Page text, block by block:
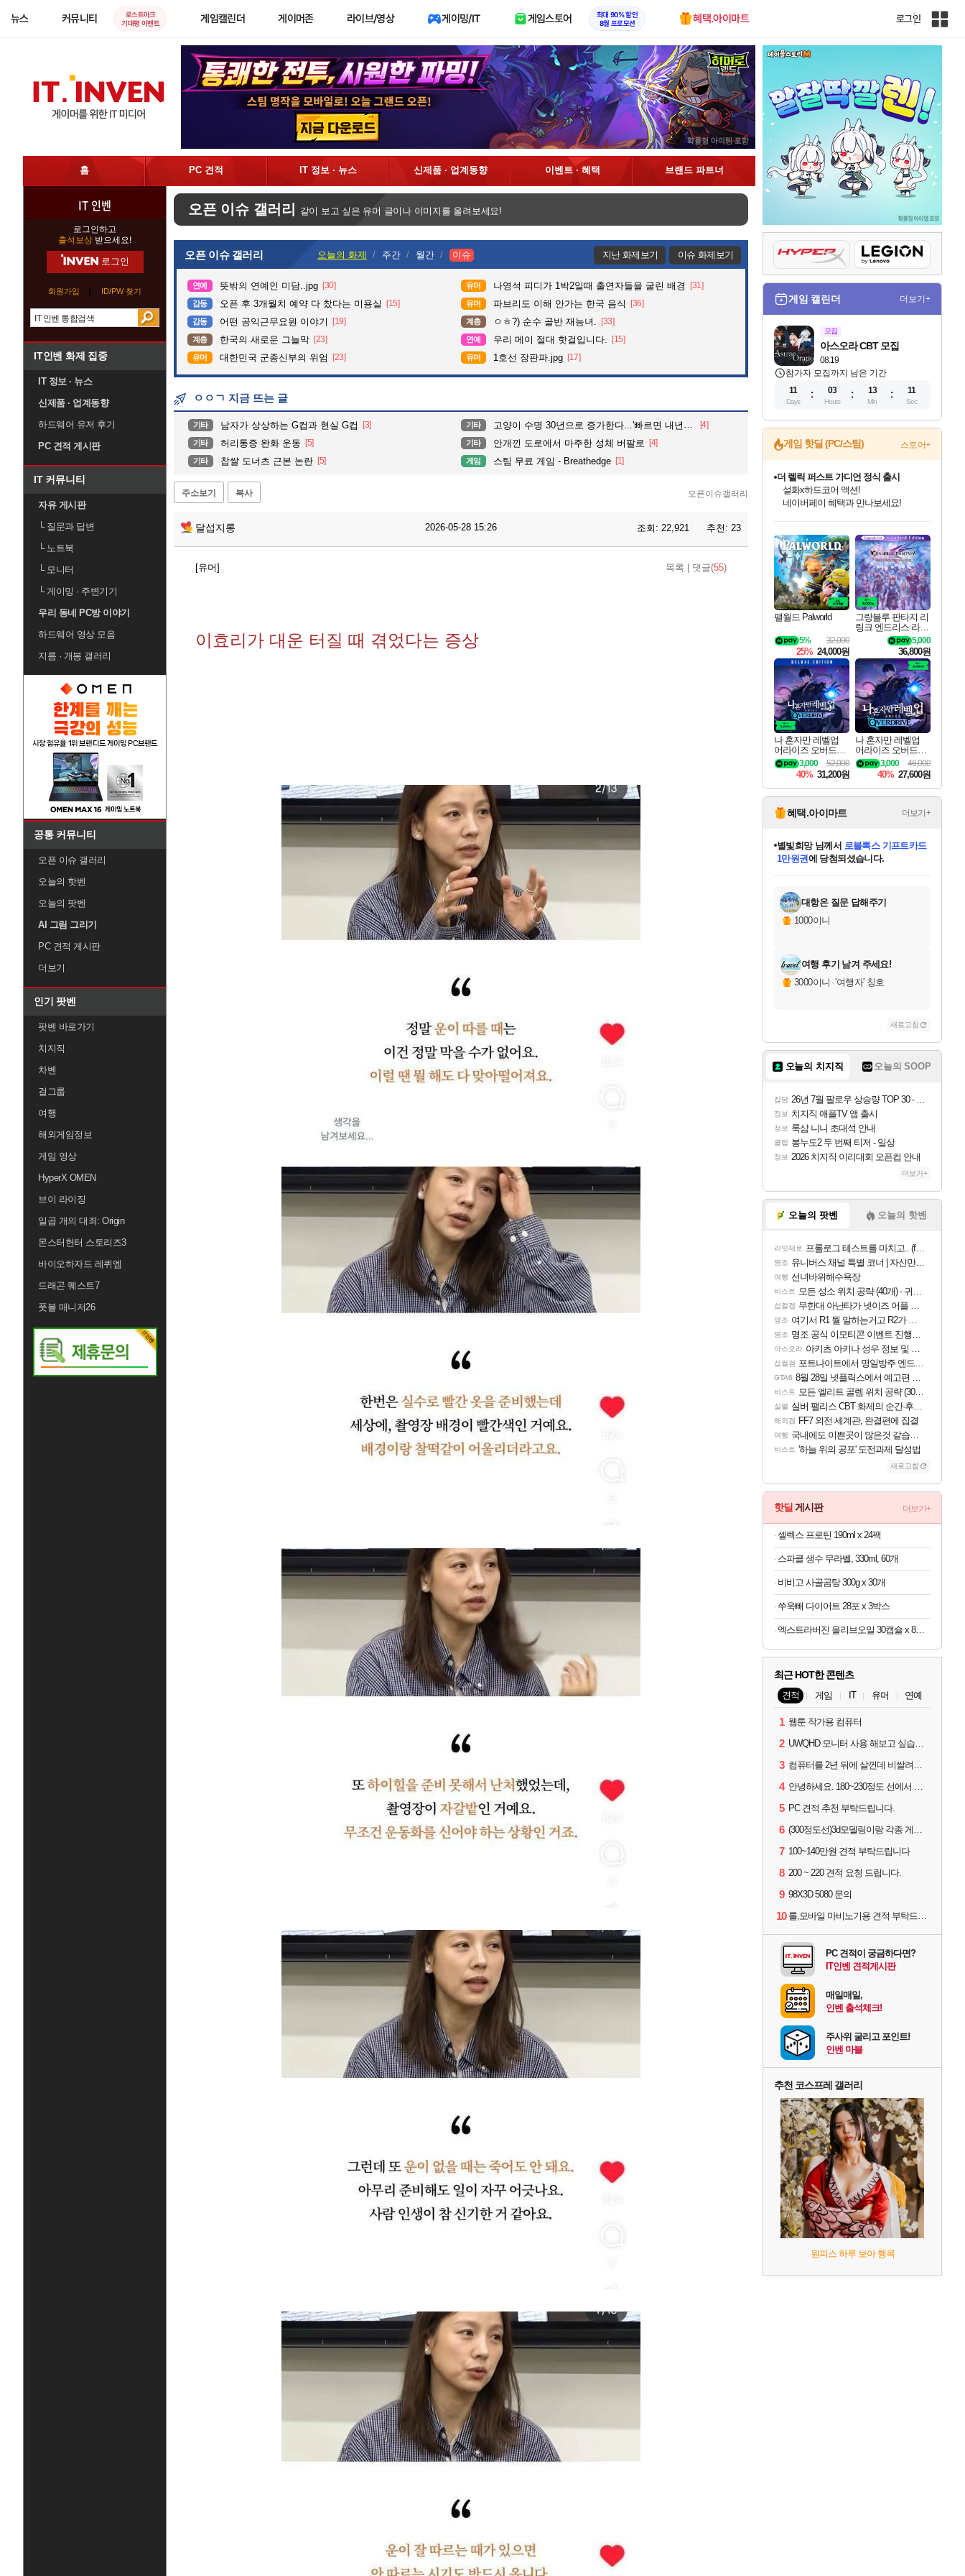
뉴스 커뮤니티
로스트아크
기대평 이벤트
게임캘린더 게이머존 라이브/영상 게이밍/IT 게임스토어
최대 90% 할인
8월 프로모션
혜택.아이마트 로그인
인
트
홈 PC 견적 IT 정보 · 뉴스 신제품 · 업계동향 이벤트 · 혜택 브랜드 파트너
IT 인벤
로그인하고
출석보상 받으세요!
로그인
회원가입 ID/PW 찾기
IT인벤 화제 집중
IT 정보 · 뉴스
신제품 · 업계동향
하드웨어 유저 후기
PC 견적 게시판
IT 커뮤니티
자유 게시판
└질문과 답변
└노트북
└모니터
└게이밍 · 주변기기
우리 동네 PC방 이야기
하드웨어 영상 모음
지름 · 개봉 갤러리
공통 커뮤니티
오픈 이슈 갤러리
오늘의 핫벤
오늘의 팟벤
AI 그림 그리기
PC 견적 게시판
더보기
인기 팟벤
팟벤 바로가기
치지직
차벤
걸그룹
여행
해외게임정보
게임 영상
HyperX OMEN
브이 라이징
일곱 개의 대죄: Origin
몬스터헌터 스토리즈3
바이오하자드 레퀴엠
드래곤 퀘스트7
풋볼 매니저26
오픈 이슈 갤러리 같이 보고 싶은 유머 글이나 이미지를 올려보세요!
오픈 이슈 갤러리 오늘의 화제 주간 월간 이슈 지난 화제보기 이슈 화제보기
연예 뜻밖의 연예인 미담..jpg [30] 유머 나영석 피디가 1박2일때 출연자들을 굴린 배경 [31]
감동 오픈 후 3개월치 예약 다 찼다는 미용실 [15] 유머 파브리도 이해 안가는 한국 음식 [36]
감동 어떤 공익근무요원 이야기 [19] 계층 ㅇㅎ?) 순수 골반 재능녀. [33]
계층 한국의 새로운 그늘막 [23] 연예 우리 메이 절대 핫걸입니다. [15]
유머 대한민국 군종신부의 위엄 [23] 유머 1호선 장판파.jpg [17]
ㅇㅇㄱ 지금 뜨는 글
기타 남자가 상상하는 G컵과 현실 G컵 [3] 기타 고양이 수명 30년으로 증가한다...'빠르면 내년부터 상용화' [4]
기타 허리통증 완화 운동 [5] 기타 안개낀 도로에서 마주한 성체 버팔로 [4]
기타 찹쌀 도너츠 근본 논란 [5] 게임 스팀 무료 게임 - Breathedge [1]
주소보기 복사 오픈이슈갤러리
달섭지롱 2026-05-28 15:26 조회: 22,921 추천: 23
[유머] 목록 댓글(55)
이효리가 대운 터질 때 겪었다는 증상
게임 캘린더 더보기+
모집
08.19
아스오라 CBT 모집
참가자 모집까지 남은 기간
11
Days
03
Hours
13
Min
10
Sec
게임 핫딜 (PC/스팀) 스토어+
최대 90% 할인가를 만나보세요!
네이버혜택과 함께 만나보세요!
50%할인&추가 적립까지!
네이버 포인트 혜택까지!
이니&베니 혜택까지!
네이버 혜택가와 함께 예약하세요!
할인&네이버혜택으로 만나보세요!
더 렐릭 퍼스트 가디언 정식 출시
설화x하드코어 액션!
네이버페이 혜택과 만나보세요!
40주년 프로모션으로 만나보세요!
할인가에 만나보세요!
일부 에디션 상시 할인!
혜택으로 예약 판매 중
편안하게 충전하세요
팰월드 Palworld
32,000
5%
25% 24,000원
그랑블루 판타지 리
링크 엔드리스 라그
나로크 업그레이드
킷 Granblue Fantasy
Relink Endless Ragn
arok Upgrade Kit DL
C
5,000
36,800원
나 혼자만 레벨업
어라이즈 오버드라
이브 디럭스 에디션
Solo Leveling Arise
Overdrive Deluxe Edi
tion
52,000
3,000
40% 31,200원
나 혼자만 레벨업
어라이즈 오버드라
이브 Solo Leveling A
rise
46,000
3,000
40% 27,600원
혜택.아이마트 더보기+
교환.
당첨되셨습니다.
당첨되셨습니다.
당첨되셨습니다.
별빛희망님께서 로블록스 기프트카드
1만원권에 당첨되셨습니다.
당첨되셨습니다.
당첨되셨습니다.
당첨되셨습니다.
당첨되셨습니다.
에디션 (스팀코드)를 교환.
당첨되셨습니다.
대항온 질문 답해주기
1000이니
여행 후기 남겨 주세요!
3000이니 ·'여행자' 칭호
새로고침
오늘의 치지직 오늘의 SOOP
잡담 26년 7월 팔로우 상승량 TOP 30 - 월간 치지직
정보 치지직 애플TV 앱 출시
정보 룩삼 니니 초대석 안내
클립 봉누도2 두 번째 티저 - 일상
정보 2026 치지직 이리대회 오픈컵 안내
더보기+
오늘의 팟벤 오늘의 핫벤
리밋제로 프롤로그 테스트를 마치고.. (feat. 리아)
명조 유니버스 채널 특별 코너 | 자신만의 스타일
여행 선녀바위해수욕장
비스트 모든 성소 위치 공략 (40개) - 귀환한 영혼 도전과제
섭컬겜 무한대 아난타가 넷이즈 어플 달력에 일정 등록
명조 여기서 R1 뭘 말하는거고 R2가 뭘말하는걸까요?
명조 명조 공식 이모티콘 이벤트 진행해봤습니다! 참여부터 추첨까지????
아스오라 아키츠 아키나 성우 정보 및 주요 필모
섭컬겜 포트나이트에서 명일방주 엔드필드 [펠리카] 판매 예정
GTA6 8월 28일 넷플릭스에서 예고편 공개 예정
비스트 모든 엘리트 골렘 위치 공략 (30개) - 방랑 결투가
실팰 실버 팰리스 CBT 화제의 순간·후기 모음
해외겜 FF7 외전 세계관, 완결편에 집결
여행 국내에도 이쁜곳이 많은것 같습니다
비스트 '하늘 위의 공포' 도전과제 달성법
새로고침
핫딜 게시판 더보기+
셀렉스 프로틴 190ml x 24팩
스파클 생수 무라벨, 330ml, 60개
비비고 사골곰탕 300g x 30개
쑤욱빼 다이어트 28포 x 3박스
엑스트라버진 올리브오일 30캡슐 x 8박스
최근 HOT한 콘텐츠
견적 게임 IT 유머 연예
1 웹툰 작가용 컴퓨터
2 UWQHD 모니터 사용 해보고 싶습니다 추천부탁드려요
3 컴퓨터를 2년 뒤에 살껀데 비쌀려나요...?
4 안녕하세요. 180~230정도 선에서 잡고싶습니다.
5 PC 견적 추천 부탁드립니다.
6 (300정도선)3d모델링이랑 각종 게임을 하는데 견적부탁드립니다!300정도선
7 100~140만원 견적 부탁드립니다
8 200 ~ 220 견적 요청 드립니다.
9 98X3D 5080 문의
10 롤,모바일 마비노기용 견적 부탁드립니다(예산150으로 수정)
PC 견적이 궁금하다면?
IT인벤 견적게시판
매일매일,
인벤 출석체크!
주사위 굴리고 포인트!
인벤 마블
추천 코스프레 갤러리
원피스 하루 보아 행콕